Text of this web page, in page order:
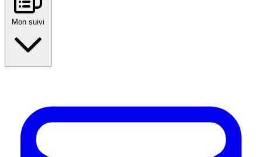
Mon suivi